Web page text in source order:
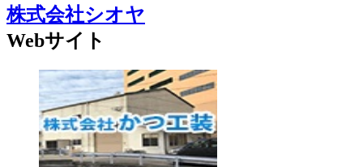
株式会社シオヤ
Webサイト